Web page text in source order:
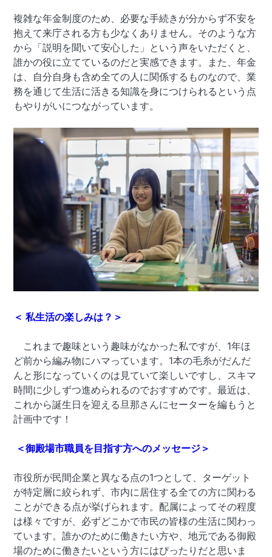
複雑な年金制度のため、必要な手続きが分からず不安を
抱えて来庁される方も少なくありません。そのような方
から「説明を聞いて安心した」という声をいただくと、
誰かの役に立てているのだと実感できます。また、年金
は、自分自身も含め全ての人に関係するものなので、業
務を通じて生活に活きる知識を身につけられるという点
もやりがいにつながっています。
＜私生活の楽しみは？＞
これまで趣味という趣味がなかった私ですが、1年ほ
ど前から編み物にハマっています。1本の毛糸がだんだ
んと形になっていくのは見ていて楽しいですし、スキマ
時間に少しずつ進められるのでおすすめです。最近は、
これから誕生日を迎える旦那さんにセーターを編もうと
計画中です！
＜御殿場市職員を目指す方へのメッセージ＞
市役所が民間企業と異なる点の1つとして、ターゲット
が特定層に絞られず、市内に居住する全ての方に関わる
ことができる点が挙げられます。配属によってその程度
は様々ですが、必ずどこかで市民の皆様の生活に関わっ
ています。誰かのために働きたい方や、地元である御殿
場のために働きたいという方にはぴったりだと思いま